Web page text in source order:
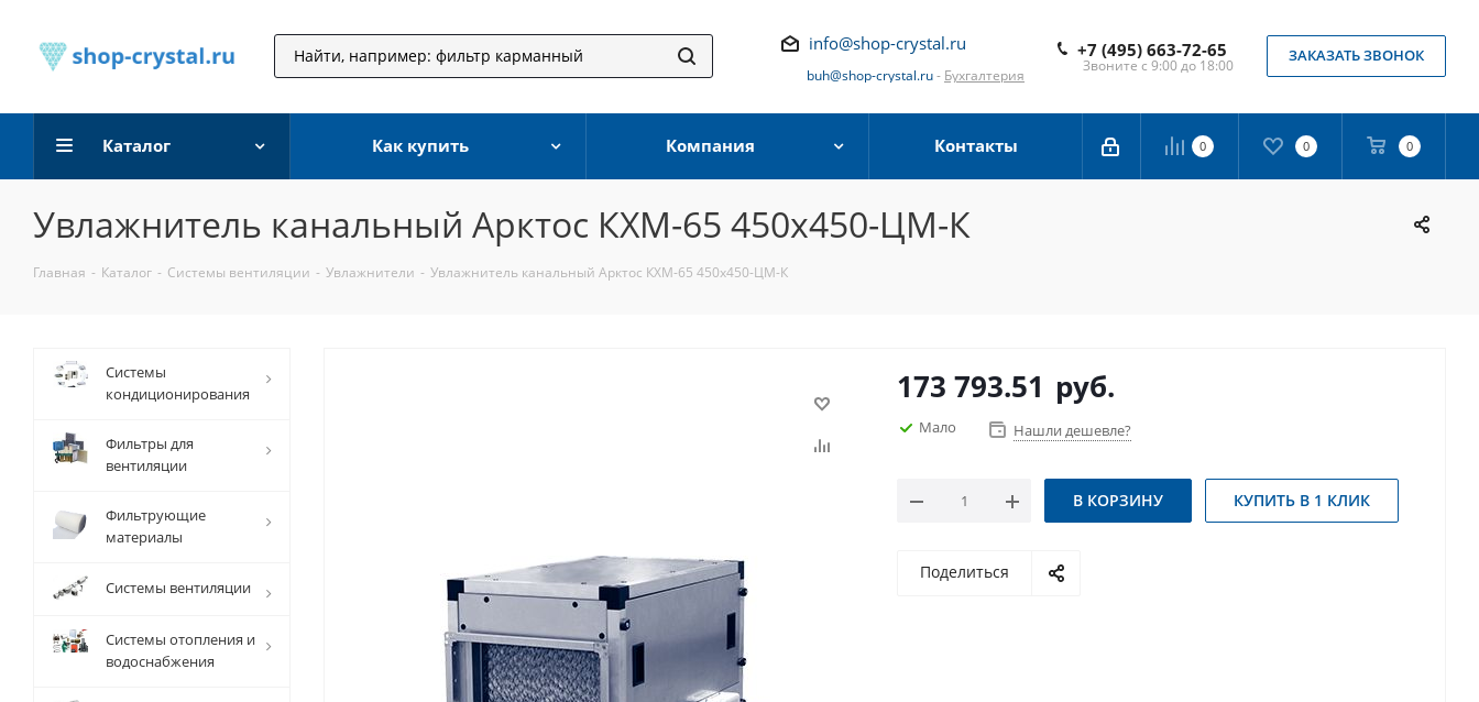
info@shop-crystal.ru
buh@shop-crystal.ru- Бухгалтерия
+7 (495) 663-72-65
Звоните с 9:00 до 18:00
ЗАКАЗАТЬ ЗВОНОК
0 0 0
Каталог Как купить Компания Контакты
Увлажнитель канальный Арктос КХМ-65 450х450-ЦМ-К
Главная - Каталог - Системы вентиляции - Увлажнители - Увлажнитель канальный Арктос КХМ-65 450х450-ЦМ-К
173 793.51 руб.
Мало Нашли дешевле?
В КОРЗИНУ КУПИТЬ В 1 КЛИК
Поделиться
Системы
кондиционирования
Фильтры для
вентиляции
Фильтрующие
материалы
Системы вентиляции
Системы отопления и
водоснабжения